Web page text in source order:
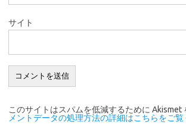
サイト
このサイトはスパムを低減するために Akismet
メントデータの処理方法の詳細はこちらをご